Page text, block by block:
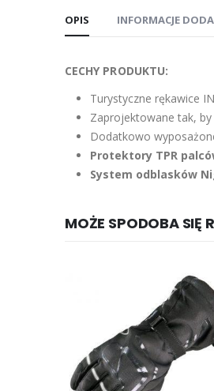
OPIS INFORMACJE
CECHY PRODUKTU:
Turystyczne rękawice
Zaprojektowane tak,
Dodatkowo
Protektory TPR
System odblasków
MOŻE SPODOBA SIĘ